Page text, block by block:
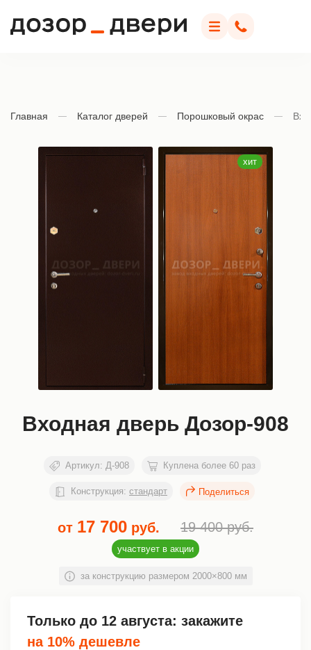
Дозор Двери
МенюПозвонить
Главная Каталог дверей Порошковый окрас
Входная дверь Дозор-908
Артикул: Д-908 Куплена более 60 раз
Конструкция: стандарт
от 17 700 руб. 19 400руб.
участвует в акции
за конструкцию размером 2000×800 мм
Только до 12 августа: закажите
на 10% дешевле